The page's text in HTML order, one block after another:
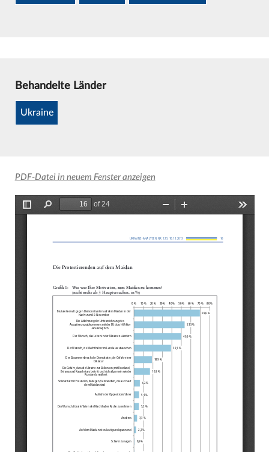
Behandelte Länder
Ukraine
PDF-Datei in neuem Fenster anzeigen